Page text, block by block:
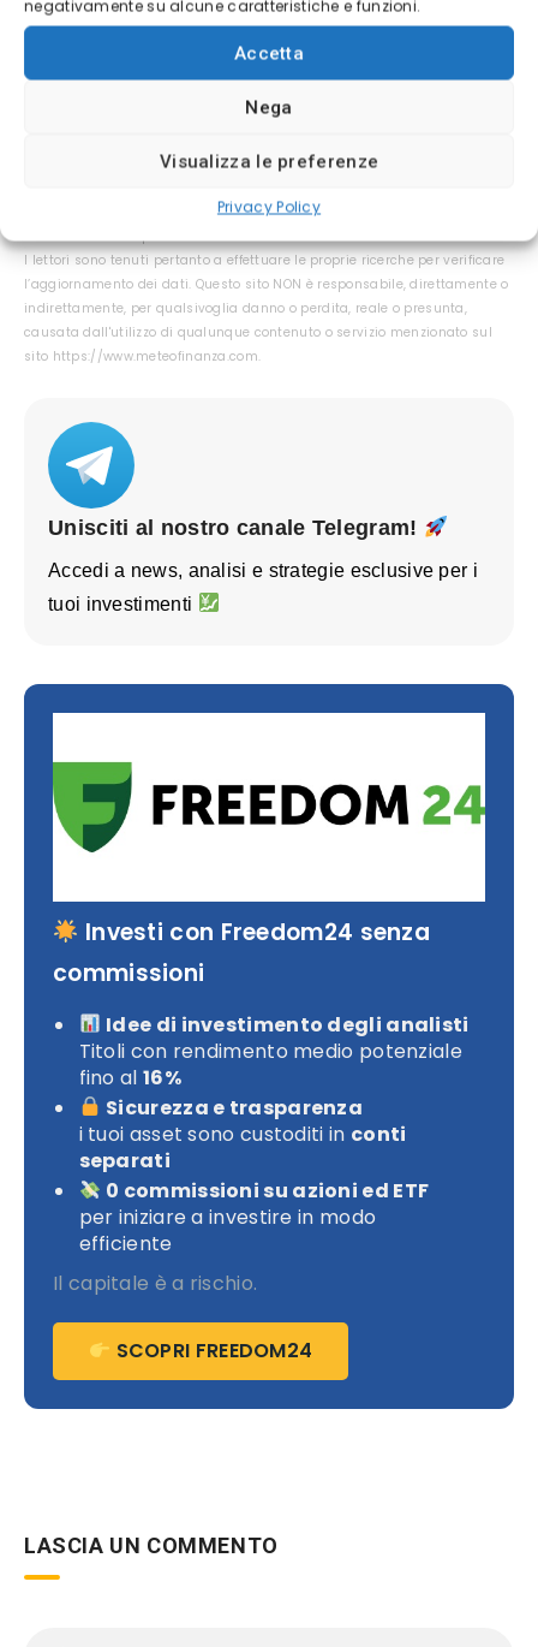
negativamente su alcune caratteristiche e funzioni.
Accetta
Nega
Visualizza le preferenze
Privacy Policy
Attenzione:⚠
CFDs are high-risk instruments and may result in
the loss of all your capital.
Questo contenuto non deve essere considerato un consiglio di
L’articolo ha uno scopo soltanto informativo e alcuni contenuti sono
I lettori sono tenuti pertanto a effettuare le proprie ricerche per verificare
l’aggiornamento dei dati. Questo sito NON è responsabile, direttamente o
indirettamente, per qualsivoglia danno o perdita, reale o presunta,
causata dall'utilizzo di qualunque contenuto o servizio menzionato sul
sito https://www.meteofinanza.com.
Unisciti al nostro canale Telegram!
Accedi a news, analisi e strategie esclusive per i
tuoi investimenti
Investi con Freedom24 senza
commissioni
Idee di investimento degli analisti
Titoli con rendimento medio potenziale
fino al 16%
Sicurezza e trasparenza
i tuoi asset sono custoditi in conti
separati
0 commissioni su azioni ed ETF
per iniziare a investire in modo
efficiente
Il capitale è a rischio.
SCOPRI FREEDOM24
LASCIA UN COMMENTO